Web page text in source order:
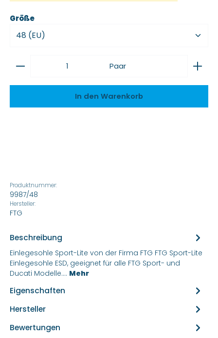
Größeauswählen
Produkt Anzahl: Gib den gewünschten Wert
Paar
In den Warenkorb
Produktnummer:
9987/48
Hersteller:
FTG
Beschreibung
Einlegesohle Sport-Lite von der Firma FTG FTG Sport-Lite
Einlegesohle ESD, geeignet für alle FTG Sport- und
Ducati Modelle.… Mehr
Eigenschaften
Hersteller
Bewertungen